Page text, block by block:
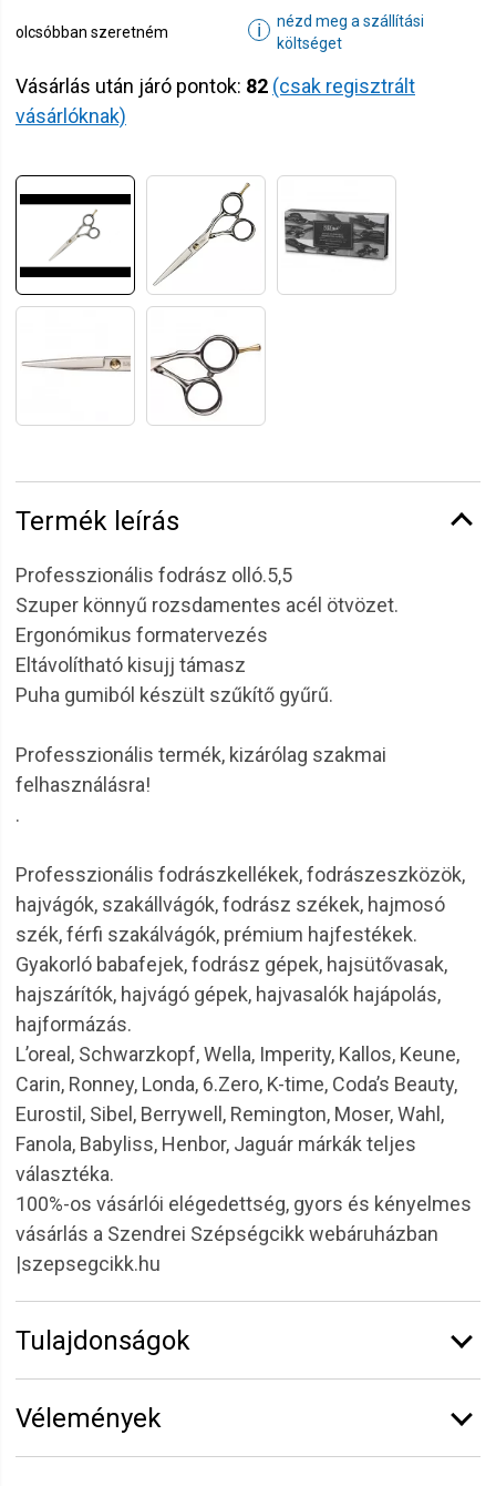
olcsóbban szeretném ℹ
nézd meg a szállítási
költséget
Vásárlás után járó pontok: 82 (csak regisztrált
vásárlóknak)
Termék leírás
Professzionális fodrász olló.5,5
Szuper könnyű rozsdamentes acél ötvözet.
Ergonómikus formatervezés
Eltávolítható kisujj támasz
Puha gumiból készült szűkítő gyűrű.
Professzionális termék, kizárólag szakmai
felhasználásra!
.
Professzionális fodrászkellékek, fodrászeszközök,
hajvágók, szakállvágók, fodrász székek, hajmosó
szék, férfi szakálvágók, prémium hajfestékek.
Gyakorló babafejek, fodrász gépek, hajsütővasak,
hajszárítók, hajvágó gépek, hajvasalók hajápolás,
hajformázás.
L’oreal, Schwarzkopf, Wella, Imperity, Kallos, Keune,
Carin, Ronney, Londa, 6.Zero, K-time, Coda’s Beauty,
Eurostil, Sibel, Berrywell, Remington, Moser, Wahl,
Fanola, Babyliss, Henbor, Jaguár márkák teljes
választéka.
100%-os vásárlói elégedettség, gyors és kényelmes
vásárlás a Szendrei Szépségcikk webáruházban
|szepsegcikk.hu
Tulajdonságok
Hosszúság:
Vélemények